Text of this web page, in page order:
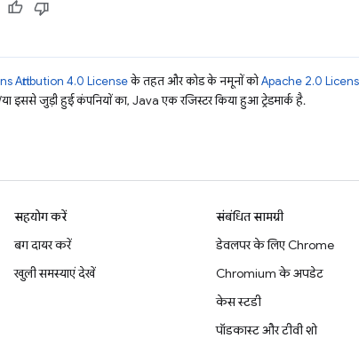
Attribution 4.0 Licenseके तहत और कोड के नमूनों कोApache 2.0
जुड़ी हुई कंपनियों का, Java एक रजिस्टर किया हुआ ट्रेडमार्क है.
सहयोग करें
बग दायर करें
खुली समस्याएं देखें
संबंधित सामग्री
डेवलपर के लिए Chrome
Chromium के अपडेट
केस स्टडी
पॉडकास्ट और टीवी शो